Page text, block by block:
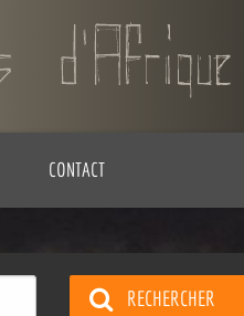
CONTACT
RECHERCHER